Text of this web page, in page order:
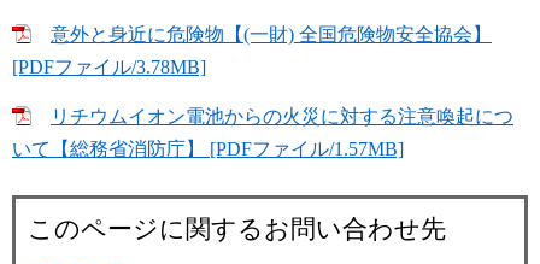
意外と身近に危険物【(一財) 全国危険物安全協会】
[PDFファイル/3.78MB]
リチウムイオン電池からの火災に対する注意喚起につ
いて【総務省消防庁】 [PDFファイル/1.57MB]
このページに関するお問い合わせ先